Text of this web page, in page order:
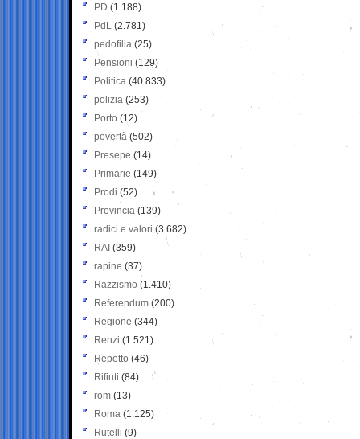
PD (1.188)
PdL (2.781)
pedofilia (25)
Pensioni (129)
Politica (40.833)
polizia (253)
Porto (12)
povertà (502)
Presepe (14)
Primarie (149)
Prodi (52)
Provincia (139)
radici e valori (3.682)
RAI (359)
rapine (37)
Razzismo (1.410)
Referendum (200)
Regione (344)
Renzi (1.521)
Repetto (46)
Rifiuti (84)
rom (13)
Roma (1.125)
Rutelli (9)